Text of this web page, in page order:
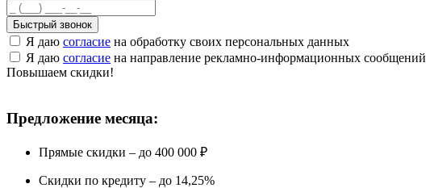
Быстрый звонок
Я даю согласие на обработку своих персональных данных
Я даю согласие на направление рекламно-информационных сообщений
Повышаем скидки!
Предложение месяца:
Прямые скидки – до 400 000 ₽
Скидки по кредиту – до 14,25%